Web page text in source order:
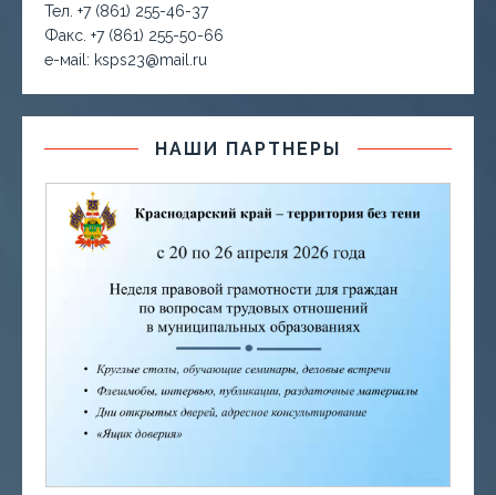
Тел. +7 (861) 255-46-37
Факс. +7 (861) 255-50-66
е-маil: ksps23@mail.ru
НАШИ ПАРТНЕРЫ